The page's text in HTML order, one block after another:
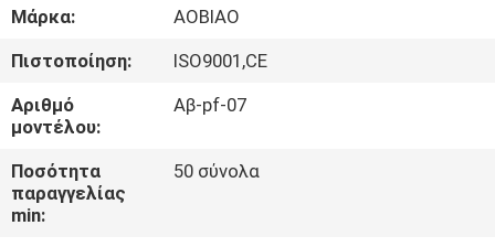
ΓΎΡΟΣ
ΕΡΓΟΣΤΑΣΊΩΝ
ΠΟΙΟΤΙΚΌΣ
ΈΛΕΓΧΟΣ
Μάρκα:
AOBIAO
Πιστοποίηση:
ISO9001,CE
Αριθμό
μοντέλου:
Αβ-pf-07
Ποσότητα
παραγγελίας
min:
50 σύνολα